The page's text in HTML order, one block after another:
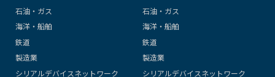
石油・ガス
海洋・船舶
鉄道
製造業
シリアルデバイスネットワーク
石油・ガス
海洋・船舶
鉄道
製造業
シリアルデバイスネットワーク